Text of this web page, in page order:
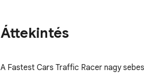
Áttekintés
A Fastest Cars Traffic Racer nagy